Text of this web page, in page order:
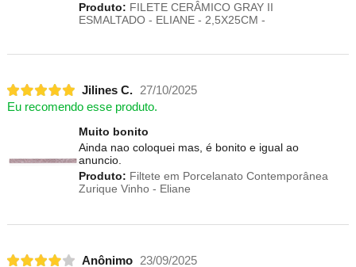
Produto: FILETE CERÂMICO GRAY II
ESMALTADO - ELIANE - 2,5X25CM -
Jilines C.
27/10/2025
Eu recomendo esse produto.
Muito bonito
Ainda nao coloquei mas, é bonito e igual ao
anuncio.
Produto: Filtete em Porcelanato Contemporânea
Zurique Vinho - Eliane
Anônimo 23/09/2025